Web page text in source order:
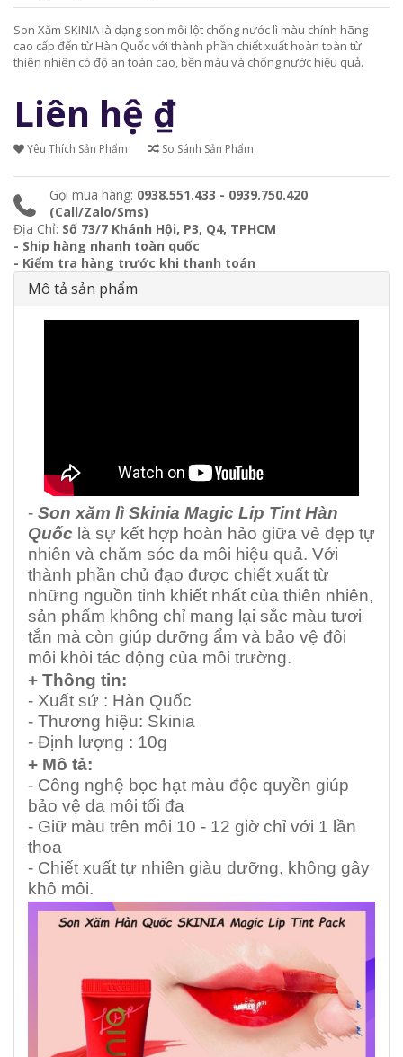
Son Xăm SKINIA là dạng son môi lột chống nước lì màu chính hãng
cao cấp đến từ Hàn Quốc với thành phần chiết xuất hoàn toàn từ
thiên nhiên có độ an toàn cao, bền màu và chống nước hiệu quả.
Liên hệ ₫
Yêu Thích Sản Phẩm So Sánh Sản Phẩm
Gọi mua hàng: 0938.551.433 - 0939.750.420
(Call/Zalo/Sms)
Địa Chỉ: Số 73/7 Khánh Hội, P3, Q4, TPHCM
- Ship hàng nhanh toàn quốc
- Kiểm tra hàng trước khi thanh toán
Mô tả sản phẩm
- Son xăm lì Skinia Magic Lip Tint Hàn
Quốc là sự kết hợp hoàn hảo giữa vẻ đẹp tự
nhiên và chăm sóc da môi hiệu quả. Với
thành phần chủ đạo được chiết xuất từ
những nguồn tinh khiết nhất của thiên nhiên,
sản phẩm không chỉ mang lại sắc màu tươi
tắn mà còn giúp dưỡng ẩm và bảo vệ đôi
môi khỏi tác động của môi trường.
+ Thông tin:
- Xuất sứ : Hàn Quốc
- Thương hiệu: Skinia
- Định lượng : 10g
+ Mô tả:
- Công nghệ bọc hạt màu độc quyền giúp
bảo vệ da môi tối đa
- Giữ màu trên môi 10 - 12 giờ chỉ với 1 lần
thoa
- Chiết xuất tự nhiên giàu dưỡng, không gây
khô môi.